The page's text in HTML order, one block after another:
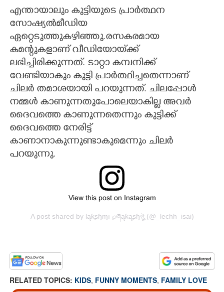
എന്തായാലും കുട്ടിയുടെ പ്രാർത്ഥന
സോഷ്യൽമീഡിയ
ഏറ്റെടുത്തുകഴിഞ്ഞു.രസകരമായ
കമന്റുകളാണ് വീഡിയോയ്‌ക്ക്
ലഭിച്ചിരിക്കുന്നത്. ടാറ്റാ കമ്പനിക്ക്
വേണ്ടിയാകും കുട്ടി പ്രാർത്ഥിച്ചതെന്നാണ്
ചിലർ തമാശയായി പറയുന്നത്. ചിലപ്പോൾ
നമ്മൾ കാണുന്നതുപോലെയാകില്ല അവർ
ദൈവത്തെ കാണുന്നതെന്നും കുട്ടിക്ക്
ദൈവത്തെ നേരിട്ട്
കാണാനാകുന്നുണ്ടാകുമെന്നും ചിലർ
പറയുന്നു.
View this post on Instagram
A post shared by Ɩąƙʂɧɱı ℘ཞąƙąʂɧঔৣ (@_lechh_isai)
RELATED TOPICS: KIDS, FUNNY MOMENTS, FAMILY LOVE